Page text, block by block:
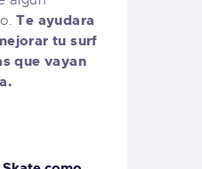
Te ayudara
tu surf
que vayan